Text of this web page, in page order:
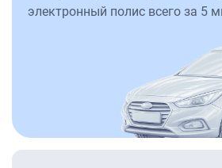
электронный полис всего за 5